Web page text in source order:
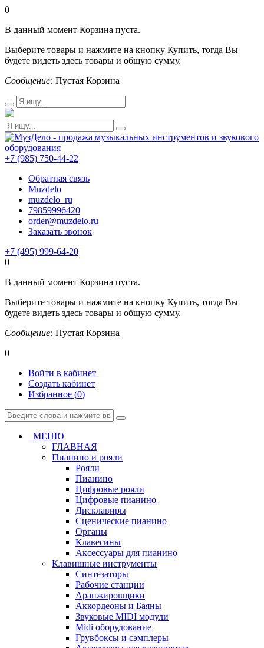
0
В данный момент Корзина пуста.
Выберите товары и нажмите на кнопку Купить, тогда Вы
будете видеть здесь товары и общую сумму.
Сообщение: Пустая Корзина
+7 (985) 750-44-22
Обратная связь
Muzdelo
muzdelo_ru
79859996420
order@muzdelo.ru
Заказать звонок
+7 (495) 999-64-20
0
В данный момент Корзина пуста.
Выберите товары и нажмите на кнопку Купить, тогда Вы
будете видеть здесь товары и общую сумму.
Сообщение: Пустая Корзина
0
Войти в кабинет
Создать кабинет
Избранное (0)
МЕНЮ
ГЛАВНАЯ
Пианино и рояли
Рояли
Пианино
Цифровые рояли
Цифровые пианино
Дисклавиры
Сценические пианино
Органы
Клавесины
Аксессуары для пианино
Клавишные инструменты
Синтезаторы
Рабочие станции
Аранжировщики
Аккордеоны и Баяны
Звуковые MIDI модули
Midi оборудование
Грувбоксы и сэмплеры